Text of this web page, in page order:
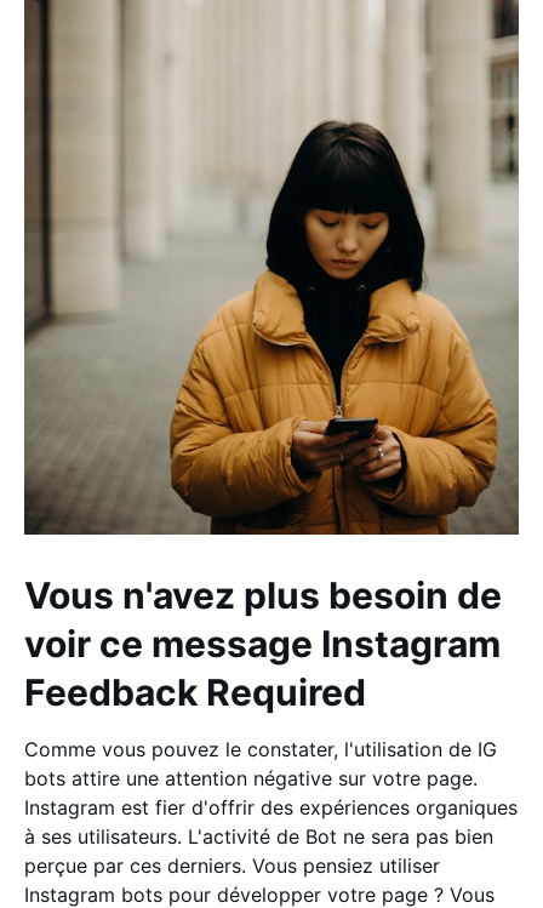
Vous n'avez plus besoin de
voir ce message Instagram
Feedback Required
Comme vous pouvez le constater, l'utilisation de IG
bots attire une attention négative sur votre page.
Instagram est fier d'offrir des expériences organiques
à ses utilisateurs. L'activité de Bot ne sera pas bien
perçue par ces derniers. Vous pensiez utiliser
Instagram bots pour développer votre page ? Vous